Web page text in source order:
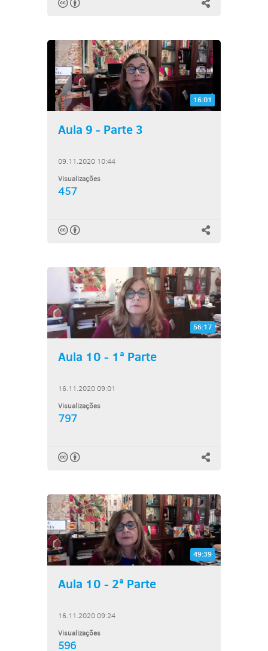
16:01
Aula 9 - Parte 3
09.11.2020 10:44
Visualizações
457
56:17
Aula 10 - 1ª Parte
16.11.2020 09:01
Visualizações
797
49:39
Aula 10 - 2ª Parte
16.11.2020 09:24
Visualizações
596